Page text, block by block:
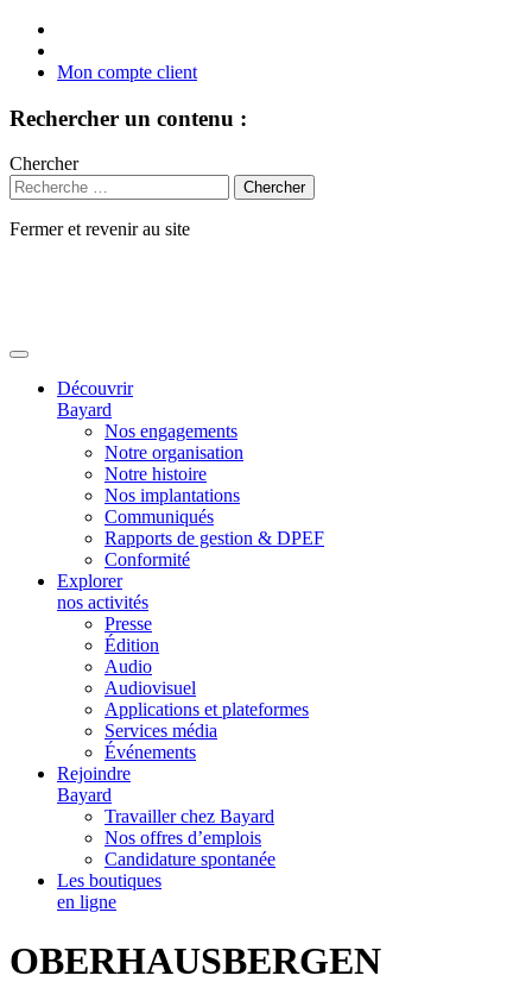
Mon compte client
Rechercher un contenu :
Chercher
Fermer et revenir au site
Découvrir
Bayard
Nos engagements
Notre organisation
Notre histoire
Nos implantations
Communiqués
Rapports de gestion & DPEF
Conformité
Explorer
nos activités
Presse
Édition
Audio
Audiovisuel
Applications et plateformes
Services média
Événements
Rejoindre
Bayard
Travailler chez Bayard
Nos offres d’emplois
Candidature spontanée
Les boutiques
en ligne
OBERHAUSBERGEN